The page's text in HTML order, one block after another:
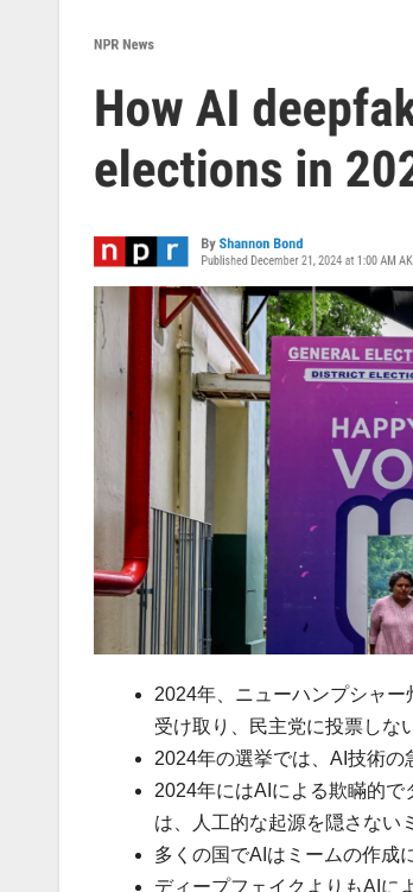
2024年、ニューハンプシャ
受け取り、民主党に投票しな
2024年の選挙では、AI技術の
2024年にはAIによる欺瞞的
は、人工的な起源を隠さない
多くの国でAIはミームの作成
ディープフェイクよりもAIに